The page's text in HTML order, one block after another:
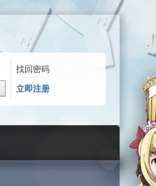
找回密码
立即注册